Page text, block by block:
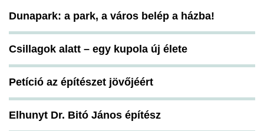
Dunapark: a park, a város belép a házba!
Csillagok alatt – egy kupola új élete
Petíció az építészet jövőjéért
Elhunyt Dr. Bitó János építész